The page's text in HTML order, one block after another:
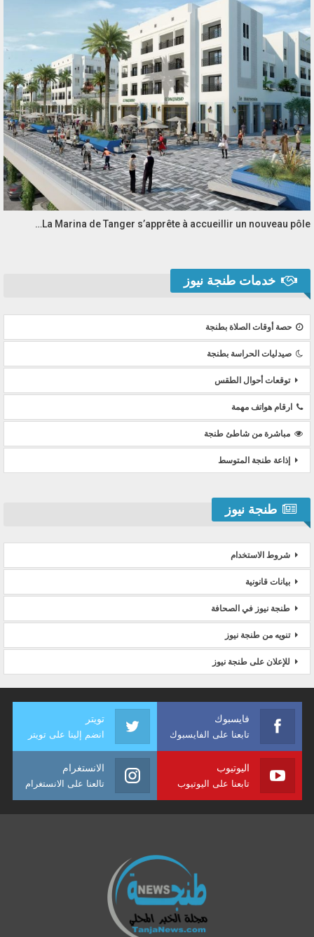
La Marina de Tanger s’apprête à accueillir un nouveau pôle…
خدمات طنجة نيوز
حصة أوقات الصلاة بطنجة
صيدليات الحراسة بطنجة
توقعات أحوال الطقس
ارقام هواتف مهمة
مباشرة من شاطئ طنجة
إذاعة طنجة المتوسط
طنجة نيوز
شروط الاستخدام
بيانات قانونية
طنجة نيوز في الصحافة
تنويه من طنجة نيوز
للإعلان على طنجة نيوز
فايسبوك
تابعنا على الفايسبوك
تويتر
انضم إلينا على تويتر
اليوتيوب
تابعنا على اليوتيوب
الانستغرام
تالعنا على الانستغرام